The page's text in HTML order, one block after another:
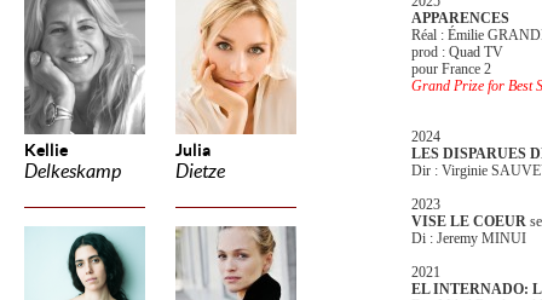
Kellie
Delkeskamp
Julia
Dietze
APPARENCES
Réal : Émilie
prod : Quad TV
pour France 2
Grand Prize for Best
2024
LES DISPARUES
Dir : Virginie
2023
VISE LE COEUR
Di : Jeremy MINUI
2021
EL INTERNADO: